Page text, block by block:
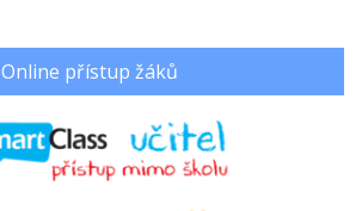
Online přístup žáků